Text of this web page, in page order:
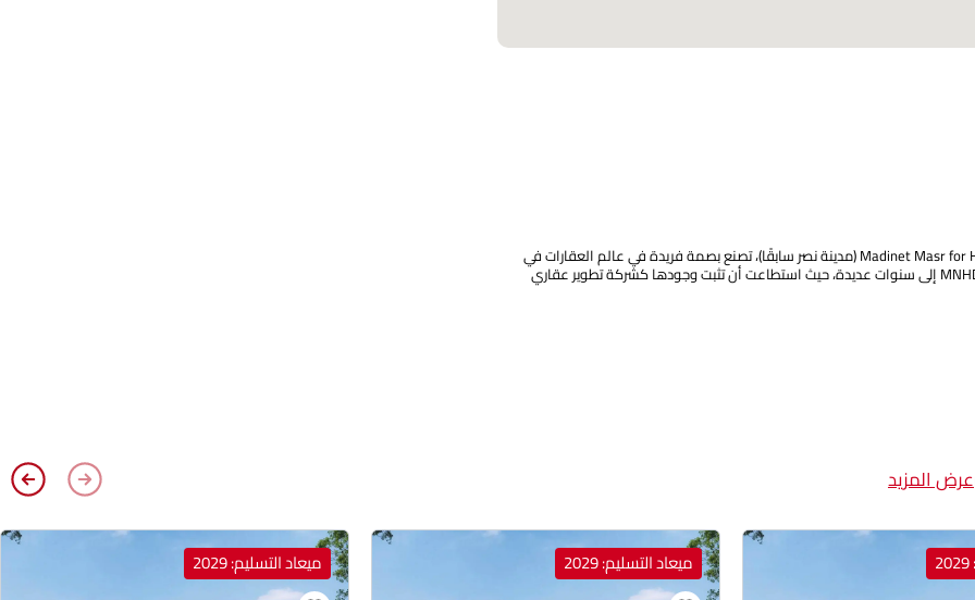
منذ تأسيسها، استطاعت شركة مدينة مصر للإسكان والتعمير Madinet Masr for Housing & Development (مدينة نصر سابقًا)، تصنع بصمة فريدة في عالم العقارات في
مصر، حيث تجمع بين التاريخ الطويل والالتزام الدائم بتقديم الجودة والتنوع. وتعود جذور MNHD إلى سنوات عديدة، حيث استطاعت أن تثبت وجودها كشركة تطوير عقاري
عرض المزيد
ميعاد التسليم: 2029 ميعاد التسليم: 2029